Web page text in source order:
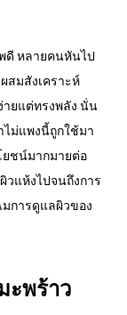
ดี หลายคนหันไป
สมสังเคราะห์
ายแต่ทรงพลัง นั่น
ม่แพงนี้ถูกใช้มา
ชน์มากมายต่อ
วแห้งไปจนถึงการ
การดูแลผิวของ
ะพร้าว